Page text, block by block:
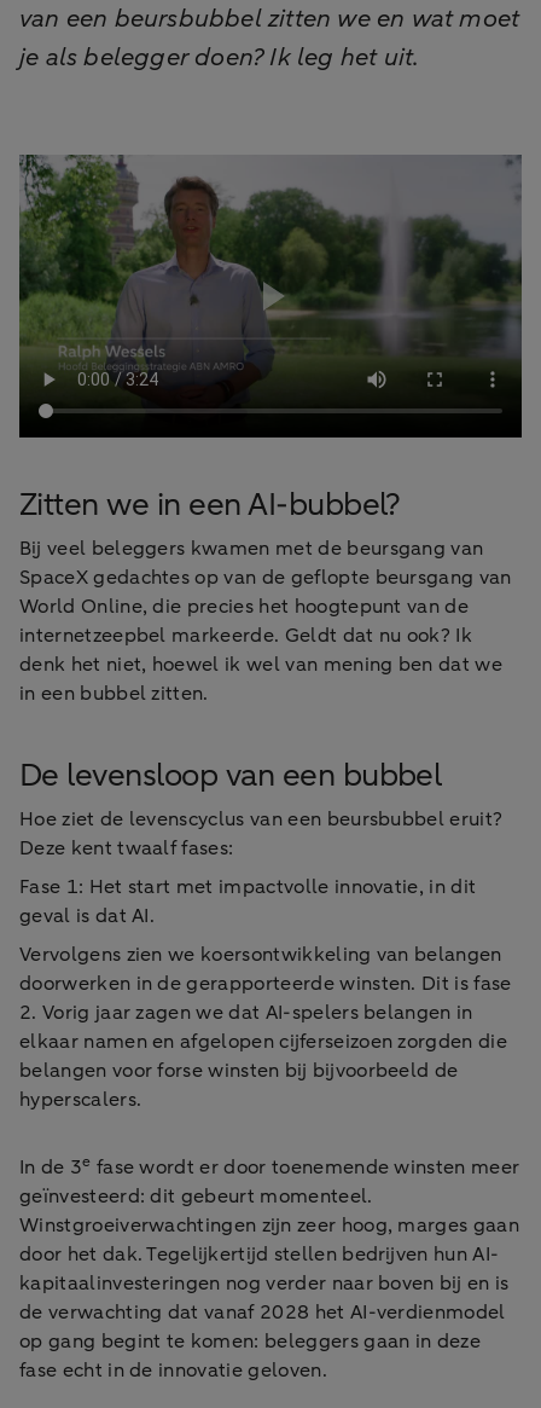
van een beursbubbel zitten we en wat moet
je als belegger doen? Ik leg het uit.
Zitten we in een AI-bubbel?
Bij veel beleggers kwamen met de beursgang van
SpaceX gedachtes op van de geflopte beursgang van
World Online, die precies het hoogtepunt van de
internetzeepbel markeerde. Geldt dat nu ook? Ik
denk het niet, hoewel ik wel van mening ben dat we
in een bubbel zitten.
De levensloop van een bubbel
Hoe ziet de levenscyclus van een beursbubbel eruit?
Deze kent twaalf fases:
Fase 1: Het start met impactvolle innovatie, in dit
geval is dat AI.
Vervolgens zien we koersontwikkeling van belangen
doorwerken in de gerapporteerde winsten. Dit is fase
2. Vorig jaar zagen we dat AI-spelers belangen in
elkaar namen en afgelopen cijferseizoen zorgden die
belangen voor forse winsten bij bijvoorbeeld de
hyperscalers.
In de 3e fase wordt er door toenemende winsten meer
geïnvesteerd: dit gebeurt momenteel.
Winstgroeiverwachtingen zijn zeer hoog, marges gaan
door het dak. Tegelijkertijd stellen bedrijven hun AI-
kapitaalinvesteringen nog verder naar boven bij en is
de verwachting dat vanaf 2028 het AI-verdienmodel
op gang begint te komen: beleggers gaan in deze
fase echt in de innovatie geloven.